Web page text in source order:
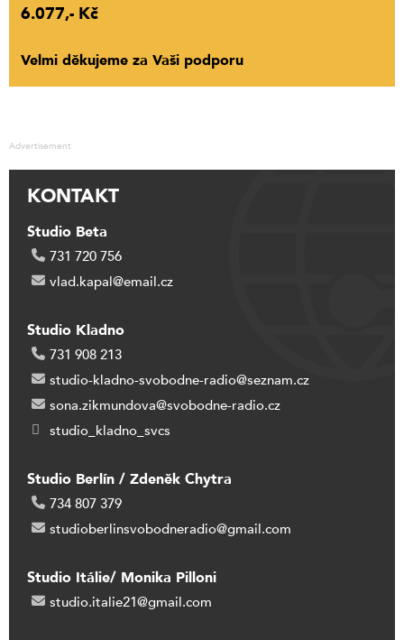
6.077,- Kč
Velmi děkujeme za Vaši podporu
Advertisement
KONTAKT
Studio Beta
731 720 756
vlad.kapal@email.cz
Studio Kladno
731 908 213
studio-kladno-svobodne-radio@seznam.cz
sona.zikmundova@svobodne-radio.cz
studio_kladno_svcs
Studio Berlín / Zdeněk Chytra
734 807 379
studioberlinsvobodneradio@gmail.com
Studio Itálie/ Monika Pilloni
studio.italie21@gmail.com